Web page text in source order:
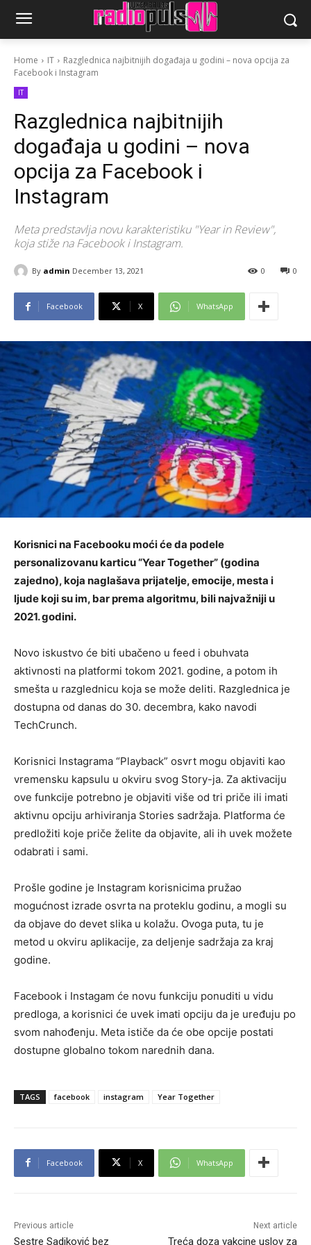
Home IT
Razglednica najbitnijih događaja u godini – nova opcija za
Facebook i Instagram
IT
Razglednica najbitnijih
događaja u godini – nova
opcija za Facebook i
Instagram
Meta predstavlja novu karakteristiku "Year in Review",
koja stiže na Facebook i Instagram.
By admin December 13, 2021 0
0
Facebook X WhatsApp
Korisnici na Facebooku moći će da podele
personalizovanu karticu “Year Together” (godina
zajedno), koja naglašava prijatelje, emocije, mesta i
ljude koji su im, bar prema algoritmu, bili najvažniji u
2021. godini.
Novo iskustvo će biti ubačeno u feed i obuhvata
aktivnosti na platformi tokom 2021. godine, a potom ih
smešta u razglednicu koja se može deliti. Razglednica je
dostupna od danas do 30. decembra, kako navodi
TechCrunch.
Korisnici Instagrama “Playback” osvrt mogu objaviti kao
vremensku kapsulu u okviru svog Story-ja. Za aktivaciju
ove funkcije potrebno je objaviti više od tri priče ili imati
aktivnu opciju arhiviranja Stories sadržaja. Platforma će
predložiti koje priče želite da objavite, ali ih uvek možete
odabrati i sami.
Prošle godine je Instagram korisnicima pružao
mogućnost izrade osvrta na proteklu godinu, a mogli su
da objave do devet slika u kolažu. Ovoga puta, tu je
metod u okviru aplikacije, za deljenje sadržaja za kraj
godine.
Facebook i Instagam će novu funkciju ponuditi u vidu
predloga, a korisnici će uvek imati opciju da je uređuju po
svom nahođenju. Meta ističe da će obe opcije postati
dostupne globalno tokom narednih dana.
TAGS facebook instagram Year Together
Facebook X WhatsApp
Previous article
Sestre Sadiković bez
Next article
Treća doza vakcine uslov za